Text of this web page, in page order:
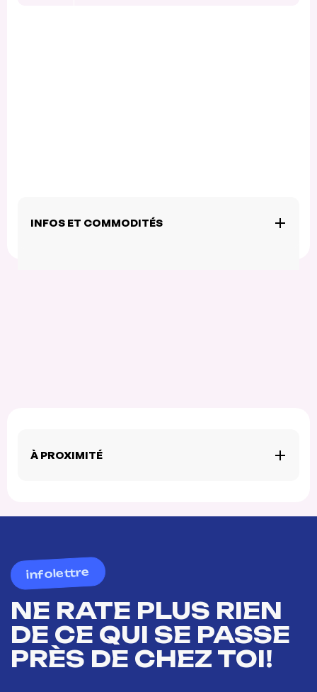
INFOS ET COMMODITÉS
À PROXIMITÉ
infolettre
NE RATE PLUS RIEN
DE CE QUI SE PASSE
PRÈS DE CHEZ TOI!